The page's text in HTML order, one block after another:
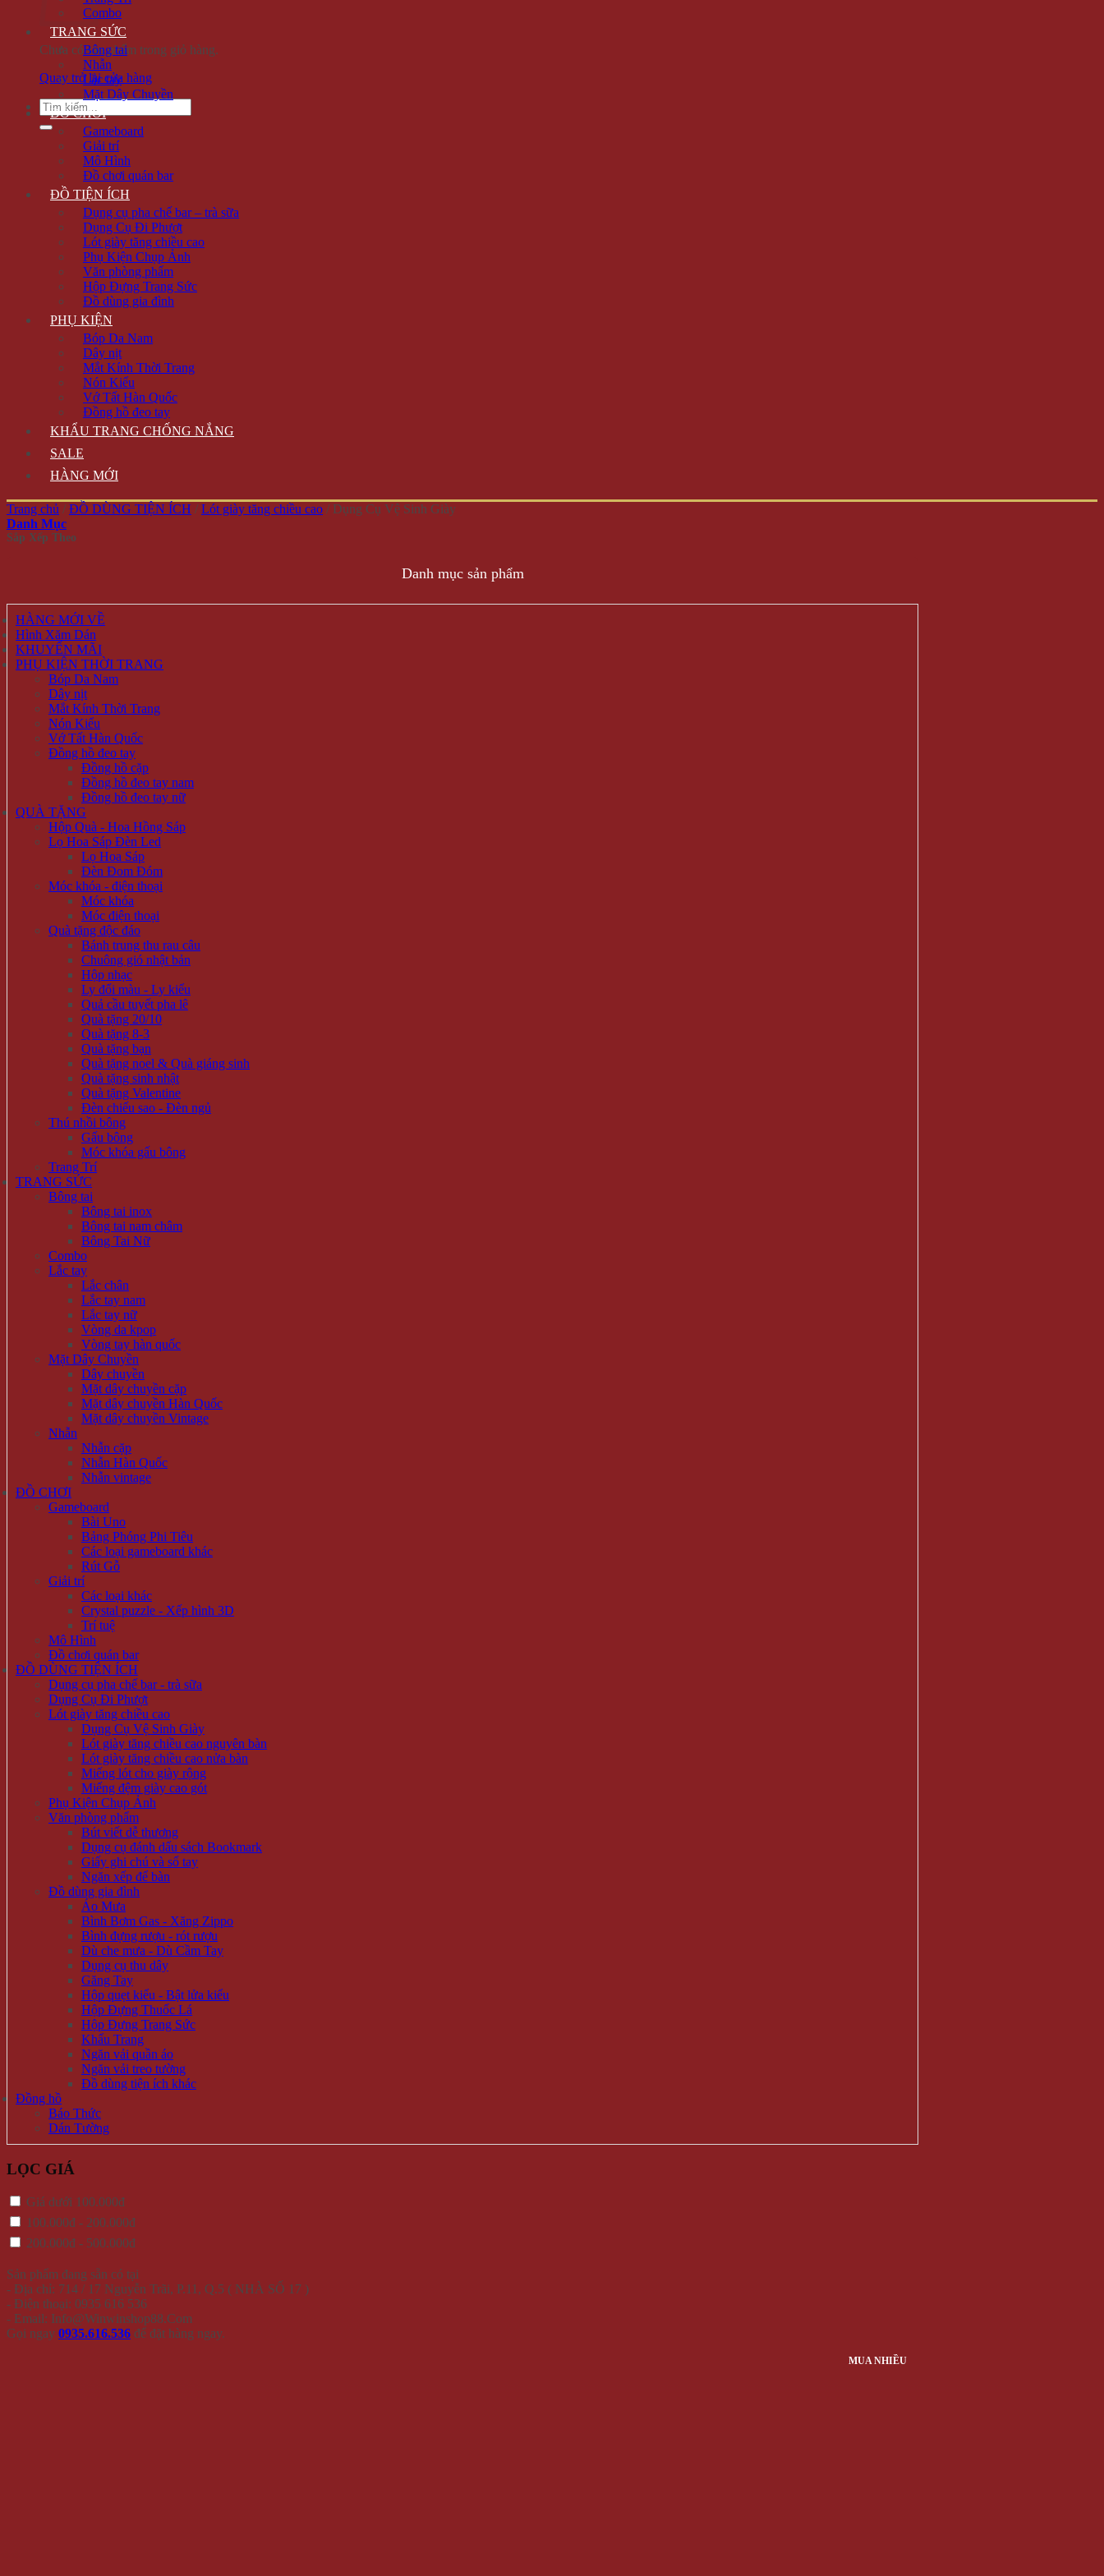
Chưa có sản phẩm trong giỏ hàng.
Quay trở lại cửa hàng
Tìm
kiếm:
Combo
TRANG SỨC
Bông tai
Nhẫn
Lắc tay
Mặt Dây Chuyền
ĐỒ CHƠI
Gameboard
Giải trí
Mô Hình
Đồ chơi quán bar
ĐỒ TIỆN ÍCH
Dụng cụ pha chế bar – trà sữa
Dụng Cụ Đi Phượt
Lót giày tăng chiều cao
Phụ Kiện Chụp Ảnh
Văn phòng phẩm
Hộp Đựng Trang Sức
Đồ dùng gia đình
PHỤ KIỆN
Bóp Da Nam
Dây nịt
Mắt Kính Thời Trang
Nón Kiểu
Vớ Tất Hàn Quốc
Đồng hồ đeo tay
KHẨU TRANG CHỐNG NẮNG
SALE
HÀNG MỚI
Trang chủ / ĐỒ DÙNG TIỆN ÍCH / Lót giày tăng chiều cao / Dụng Cụ Vệ Sinh Giày
Danh Mục
Danh mục sản phẩm
HÀNG MỚI VỀ
Hình Xăm Dán
KHUYẾN MÃI
PHỤ KIỆN THỜI TRANG
Bóp Da Nam
Dây nịt
Mắt Kính Thời Trang
Nón Kiểu
Vớ Tất Hàn Quốc
Đồng hồ đeo tay
Đồng hồ cặp
Đồng hồ đeo tay nam
Đồng hồ đeo tay nữ
QUÀ TẶNG
Hộp Quà - Hoa Hồng Sáp
Lọ Hoa Sáp Đèn Led
Lọ Hoa Sáp
Đèn Đom Đóm
Móc khóa - điện thoại
Móc khóa
Móc điện thoại
Quà tặng độc đáo
Bánh trung thu rau câu
Chuông gió nhật bản
Hộp nhạc
Ly đổi màu - Ly kiểu
Quả cầu tuyết pha lê
Quà tặng 20/10
Quà tặng 8-3
Quà tặng bạn
Quà tặng noel & Quà giáng sinh
Quà tặng sinh nhật
Quà tặng Valentine
Đèn chiếu sao - Đèn ngủ
Thú nhồi bông
Gấu bông
Móc khóa gấu bông
Trang Trí
TRANG SỨC
Bông tai
Bông tai inox
Bông tai nam châm
Bông Tai Nữ
Combo
Lắc tay
Lắc chân
Lắc tay nam
Lắc tay nữ
Vòng da kpop
Vòng tay hàn quốc
Mặt Dây Chuyền
Dây chuyền
Mặt dây chuyền cặp
Mặt dây chuyền Hàn Quốc
Mặt dây chuyền Vintage
Nhẫn
Nhẫn cặp
Nhẫn Hàn Quốc
Nhẫn vintage
ĐỒ CHƠI
Gameboard
Bài Uno
Bảng Phóng Phi Tiêu
Các loại gameboard khác
Rút Gỗ
Giải trí
Các loại khác
Crystal puzzle - Xếp hình 3D
Trí tuệ
Mô Hình
Đồ chơi quán bar
ĐỒ DÙNG TIỆN ÍCH
Dụng cụ pha chế bar - trà sữa
Dụng Cụ Đi Phượt
Lót giày tăng chiều cao
Dụng Cụ Vệ Sinh Giày
Lót giày tăng chiều cao nguyên bàn
Lót giày tăng chiều cao nửa bàn
Miếng lót cho giày rộng
Miếng đệm giày cao gót
Phụ Kiện Chụp Ảnh
Văn phòng phẩm
Bút viết dễ thương
Dụng cụ đánh dấu sách Bookmark
Giấy ghi chú và sổ tay
Ngăn xếp để bàn
Đồ dùng gia đình
Áo Mưa
Bình Bơm Gas - Xăng Zippo
Bình đựng rượu - rót rượu
Dù che mưa - Dù Cầm Tay
Dụng cụ thu dây
Găng Tay
Hộp quẹt kiểu - Bật lửa kiểu
Hộp Đựng Thuốc Lá
Hộp Đựng Trang Sức
Khẩu Trang
Ngăn vải quần áo
Ngăn vải treo tường
Đồ dùng tiện ích khác
Đồng hồ
Báo Thức
Dán Tường
LỌC GIÁ
Giá dưới 100.000đ
100.000đ - 200.000đ
200.000đ - 500.000đ
Sản phẩm đang sẵn có tại
- Địa chỉ: 714 / 17 Nguyễn Trãi, P.11, Q.5 ( NHÀ SỐ 17 )
- Điện thoại: 0935 616 536
- Email: Info@Winwinshop88.Com
Gọi ngay 0935.616.536 để đặt hàng ngay.
MUA NHIỀU